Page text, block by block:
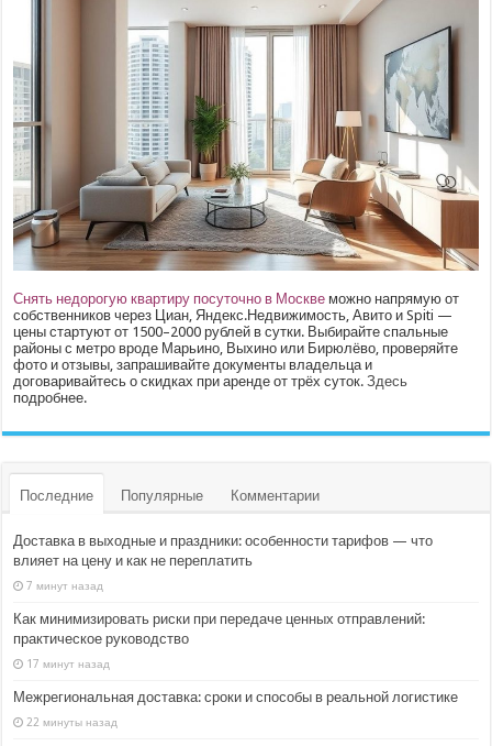
Снять недорогую квартиру посуточно в Москве можно напрямую от
собственников через Циан, Яндекс.Недвижимость, Авито и Spiti —
цены стартуют от 1500–2000 рублей в сутки. Выбирайте спальные
районы с метро вроде Марьино, Выхино или Бирюлёво, проверяйте
фото и отзывы, запрашивайте документы владельца и
договаривайтесь о скидках при аренде от трёх суток.Здесь
подробнее.
Последние Популярные Комментарии
Доставка в выходные и праздники: особенности тарифов — что
влияет на цену и как не переплатить
7 минут назад
Как минимизировать риски при передаче ценных отправлений:
практическое руководство
17 минут назад
Межрегиональная доставка: сроки и способы в реальной логистике
22 минуты назад